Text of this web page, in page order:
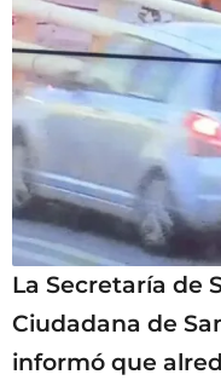
La Secretaría de
Ciudadana de
informó que